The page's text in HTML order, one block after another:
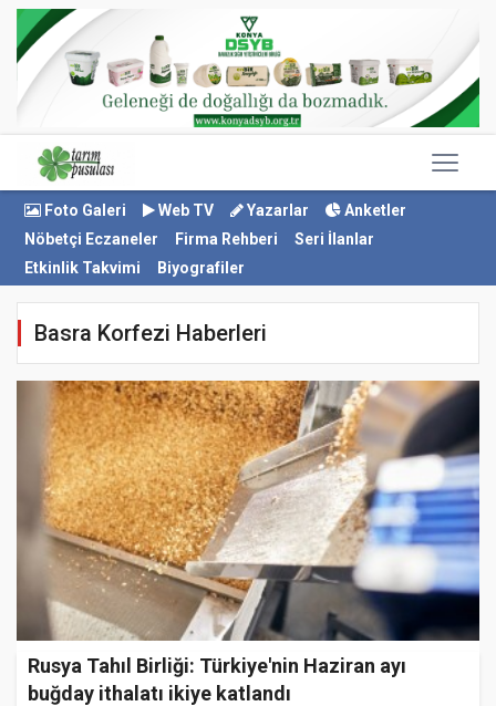
Foto Galeri Web TV Yazarlar
Anketler
Nöbetçi Eczaneler
Firma Rehberi
Seri İlanlar
Etkinlik Takvimi
Biyografiler
Basra Korfezi Haberleri
Rusya Tahıl Birliği: Türkiye'nin Haziran ayı
buğday ithalatı ikiye katlandı